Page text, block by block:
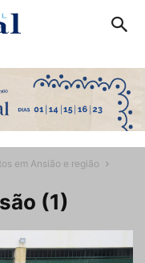
em Ansião e região
(1)